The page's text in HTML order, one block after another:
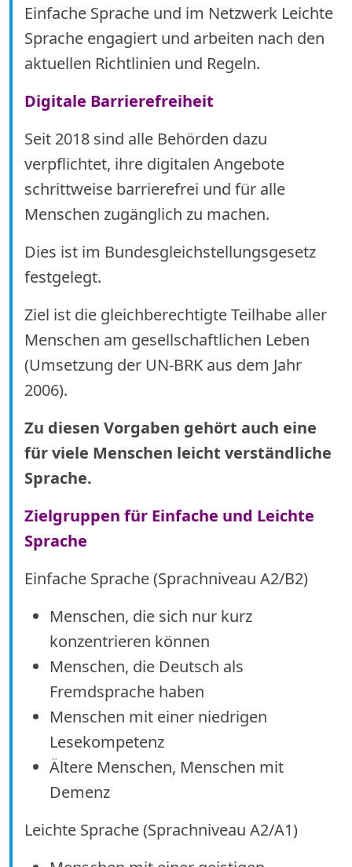
Einfache Sprache und im Netzwerk Leichte
Sprache engagiert und arbeiten nach den
aktuellen Richtlinien und Regeln.
Digitale Barrierefreiheit
Seit 2018 sind alle Behörden dazu
verpflichtet, ihre digitalen Angebote
schrittweise barrierefrei und für alle
Menschen zugänglich zu machen.
Dies ist im Bundesgleichstellungsgesetz
festgelegt.
Ziel ist die gleichberechtigte Teilhabe aller
Menschen am gesellschaftlichen Leben
(Umsetzung der UN-BRK aus dem Jahr
2006).
Zu diesen Vorgaben gehört auch eine
für viele Menschen leicht verständliche
Sprache.
Zielgruppen für Einfache und Leichte
Sprache
Einfache Sprache (Sprachniveau A2/B2)
Menschen, die sich nur kurz
konzentrieren können
Menschen, die Deutsch als
Fremdsprache haben
Menschen mit einer niedrigen
Lesekompetenz
Ältere Menschen, Menschen mit
Demenz
Leichte Sprache (Sprachniveau A2/A1)